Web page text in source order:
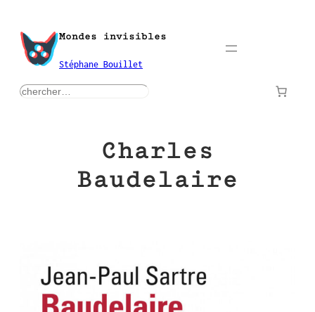
contenu
Mondes invisibles
Stéphane Bouillet
rechercher
Charles
Baudelaire